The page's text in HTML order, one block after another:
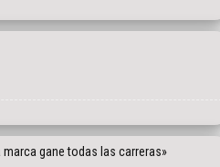
marca gane todas las carreras»